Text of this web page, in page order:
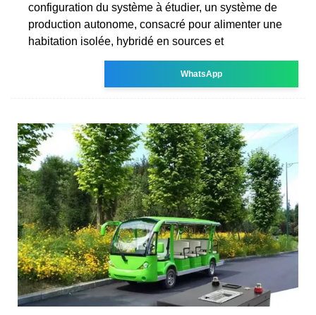
configuration du système à étudier, un système de
production autonome, consacré pour alimenter une
habitation isolée, hybridé en sources et
WhatsApp